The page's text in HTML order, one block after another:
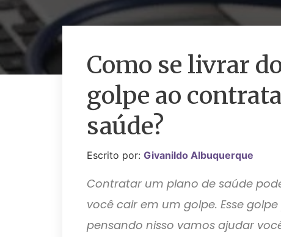
Como se livrar
golpe ao
saúde?
Escrito por: Givanildo Albuquerque
Contratar um plano de saúde
você cair em um golpe. Esse
pensando nisso vamos ajudar